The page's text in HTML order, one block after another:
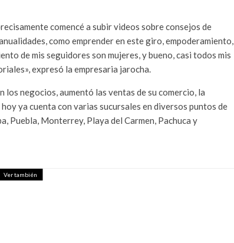
comencé a subir videos sobre consejos de
como emprender en este giro, empoderamiento,
de mis seguidores son mujeres, y bueno, casi todos mis
expresó la empresaria jarocha.
negocios, aumentó las ventas de su comercio, la
ya cuenta con varias sucursales en diversos puntos de
Puebla, Monterrey, Playa del Carmen, Pachuca y
Ver también